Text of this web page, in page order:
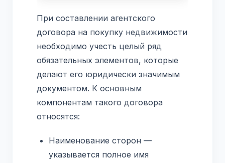
При составлении агентского
договора на покупку недвижимости
необходимо учесть целый ряд
обязательных элементов, которые
делают его юридически значимым
документом. К основным
компонентам такого договора
относятся:
Наименование сторон —
указывается полное имя